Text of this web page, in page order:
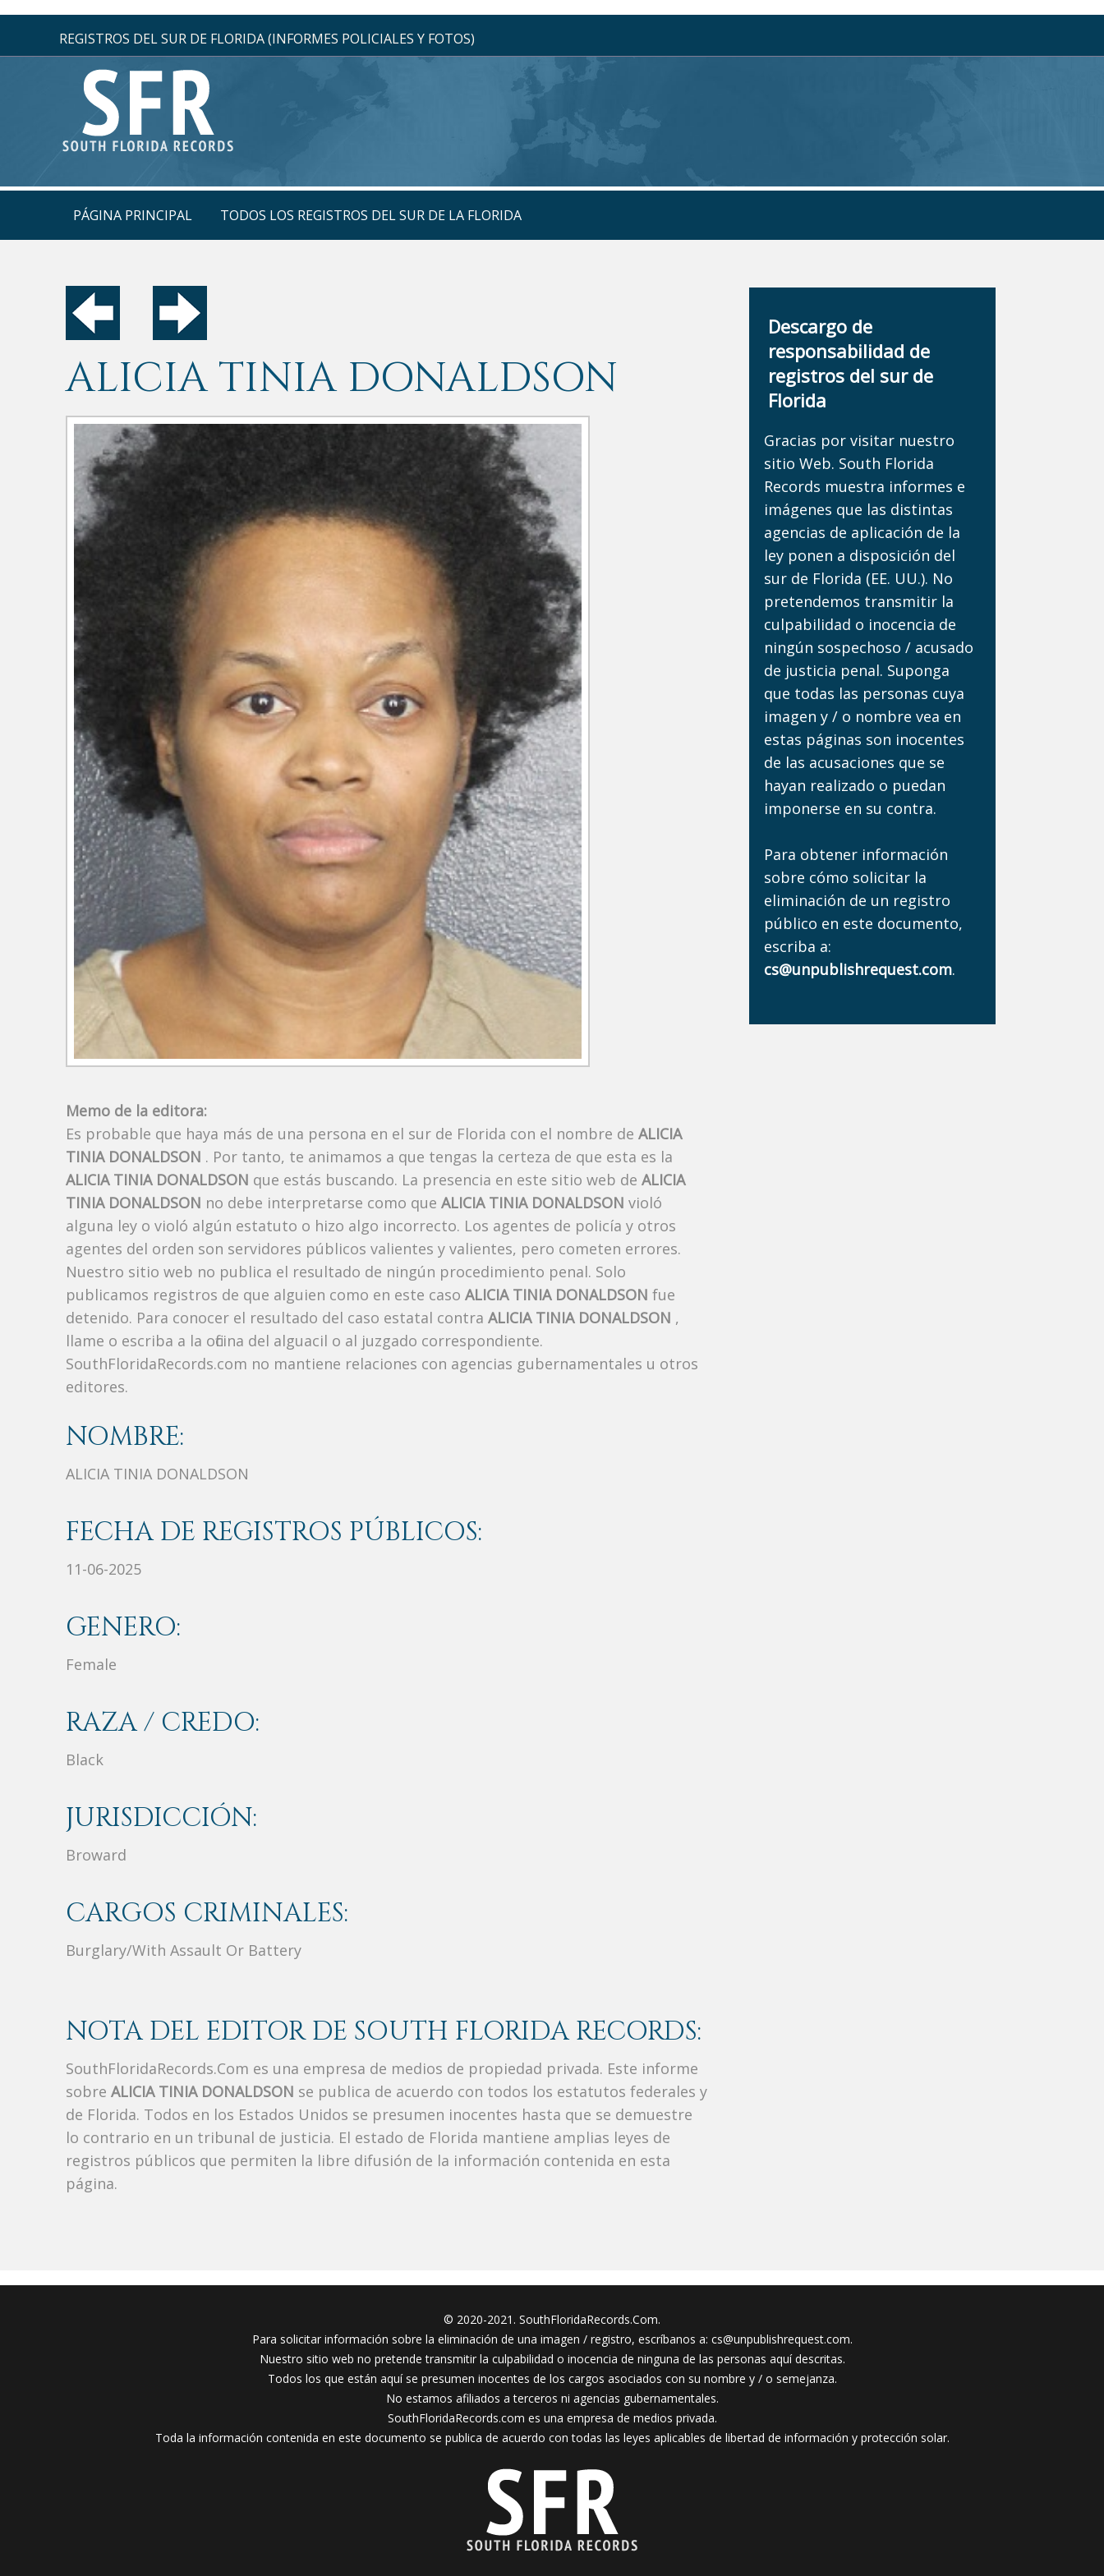
REGISTROS DEL SUR DE FLORIDA (INFORMES POLICIALES Y FOTOS)
PÁGINA PRINCIPAL TODOS LOS REGISTROS DEL SUR DE LA FLORIDA
ALICIA TINIA DONALDSON
Memo de la editora:
Es probable que haya más de una persona en el sur de Florida con el nombre de ALICIA
TINIA DONALDSON . Por tanto, te animamos a que tengas la certeza de que esta es la
ALICIA TINIA DONALDSON que estás buscando. La presencia en este sitio web de ALICIA
TINIA DONALDSON no debe interpretarse como que ALICIA TINIA DONALDSON violó
alguna ley o violó algún estatuto o hizo algo incorrecto. Los agentes de policía y otros
agentes del orden son servidores públicos valientes y valientes, pero cometen errores.
Nuestro sitio web no publica el resultado de ningún procedimiento penal. Solo
publicamos registros de que alguien como en este caso ALICIA TINIA DONALDSON fue
detenido. Para conocer el resultado del caso estatal contra ALICIA TINIA DONALDSON ,
llame o escriba a la oficina del alguacil o al juzgado correspondiente.
SouthFloridaRecords.com no mantiene relaciones con agencias gubernamentales u otros
editores.
NOMBRE:
ALICIA TINIA DONALDSON
FECHA DE REGISTROS PÚBLICOS:
11-06-2025
GENERO:
Female
RAZA / CREDO:
Black
JURISDICCIÓN:
Broward
CARGOS CRIMINALES:
Burglary/With Assault Or Battery
NOTA DEL EDITOR DE SOUTH FLORIDA RECORDS:
SouthFloridaRecords.Com es una empresa de medios de propiedad privada. Este informe
sobre ALICIA TINIA DONALDSON se publica de acuerdo con todos los estatutos federales y
de Florida. Todos en los Estados Unidos se presumen inocentes hasta que se demuestre
lo contrario en un tribunal de justicia. El estado de Florida mantiene amplias leyes de
registros públicos que permiten la libre difusión de la información contenida en esta
página.
Descargo de
responsabilidad de
registros del sur de
Florida
Gracias por visitar nuestro
sitio Web. South Florida
Records muestra informes e
imágenes que las distintas
agencias de aplicación de la
ley ponen a disposición del
sur de Florida (EE. UU.). No
pretendemos transmitir la
culpabilidad o inocencia de
ningún sospechoso / acusado
de justicia penal. Suponga
que todas las personas cuya
imagen y / o nombre vea en
estas páginas son inocentes
de las acusaciones que se
hayan realizado o puedan
imponerse en su contra.
Para obtener información
sobre cómo solicitar la
eliminación de un registro
público en este documento,
escriba a:
cs@unpublishrequest.com.
© 2020-2021. SouthFloridaRecords.Com.
Para solicitar información sobre la eliminación de una imagen / registro, escríbanos a: cs@unpublishrequest.com.
Nuestro sitio web no pretende transmitir la culpabilidad o inocencia de ninguna de las personas aquí descritas.
Todos los que están aquí se presumen inocentes de los cargos asociados con su nombre y / o semejanza.
No estamos afiliados a terceros ni agencias gubernamentales.
SouthFloridaRecords.com es una empresa de medios privada.
Toda la información contenida en este documento se publica de acuerdo con todas las leyes aplicables de libertad de información y protección solar.